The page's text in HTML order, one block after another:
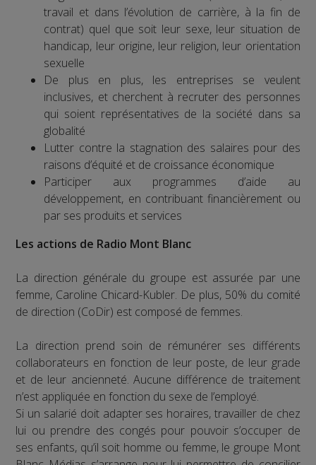
travail et dans l’évolution de carrière, à la fin de
contrat) quel que soit leur sexe, leur situation de
handicap, leur origine, leur religion, leur orientation
sexuelle
De plus en plus, les entreprises se veulent
inclusives, et cherchent à recruter des personnes
qui soient représentatives de la société dans sa
globalité
Lutter contre la stagnation des salaires pour des
raisons d’équité et de croissance économique
Participer aux programmes d’aide au
développement, en contribuant financièrement ou
par ses produits et services
Les actions de Radio Mont Blanc
La direction générale du groupe est assurée par une
femme, Caroline Chicard-Kubler. De plus, 50% du comité
de direction (CoDir) est composé de femmes.
La direction prend soin de rémunérer ses différents
collaborateurs en fonction de leur poste, de leur grade
et de leur ancienneté. Aucune différence de traitement
n’est appliquée en fonction du sexe de l’employé.
Si un salarié doit adapter ses horaires, travailler de chez
lui ou prendre des congés pour pouvoir s’occuper de
ses enfants, qu’il soit homme ou femme, le groupe Mont